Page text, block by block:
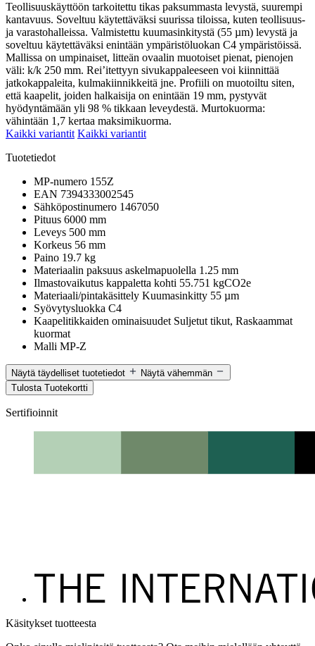
Teollisuuskäyttöön tarkoitettu tikas paksummasta levystä, suurempi
kantavuus. Soveltuu käytettäväksi suurissa tiloissa, kuten teollisuus-
ja varastohalleissa. Valmistettu kuumasinkitystä (55 µm) levystä ja
soveltuu käytettäväksi enintään ympäristöluokan C4 ympäristöissä.
Mallissa on umpinaiset, litteän ovaalin muotoiset pienat, pienojen
väli: k/k 250 mm. Rei’itettyyn sivukappaleeseen voi kiinnittää
jatkokappaleita, kulmakiinnikkeitä jne. Profiili on muotoiltu siten,
että kaapelit, joiden halkaisija on enintään 19 mm, pystyvät
hyödyntämään yli 98 % tikkaan leveydestä. Murtokuorma:
vähintään 1,7 kertaa maksimikuorma.
Kaikki variantit Kaikki variantit
Tuotetiedot
MP-numero 155Z
EAN 7394333002545
Sähköpostinumero 1467050
Pituus 6000 mm
Leveys 500 mm
Korkeus 56 mm
Paino 19.7 kg
Materiaalin paksuus askelmapuolella 1.25 mm
Ilmastovaikutus kappaletta kohti 55.751 kgCO2e
Materiaali/pintakäsittely Kuumasinkitty 55 µm
Syövytysluokka C4
Kaapelitikkaiden ominaisuudet Suljetut tikut, Raskaammat
kuormat
Malli MP-Z
Näytä täydelliset tuotetiedot
Näytä vähemmän
Tulosta Tuotekortti
Sertifioinnit
Käsitykset tuotteesta